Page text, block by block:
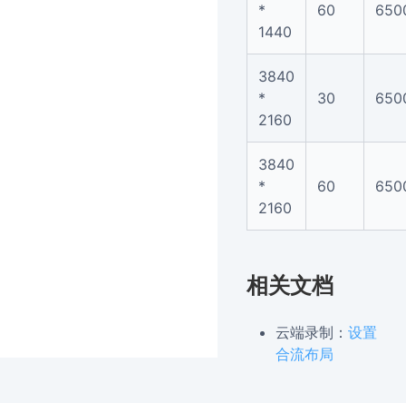
*
1440
60
3840
*
2160
30
3840
*
2160
60
相关文档
云端录制： 设置
合流布局